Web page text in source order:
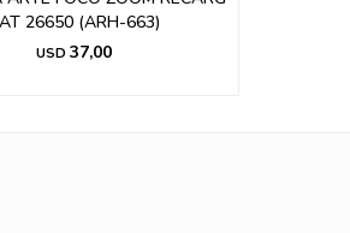
26650 (ARH-663)
USD 37,00